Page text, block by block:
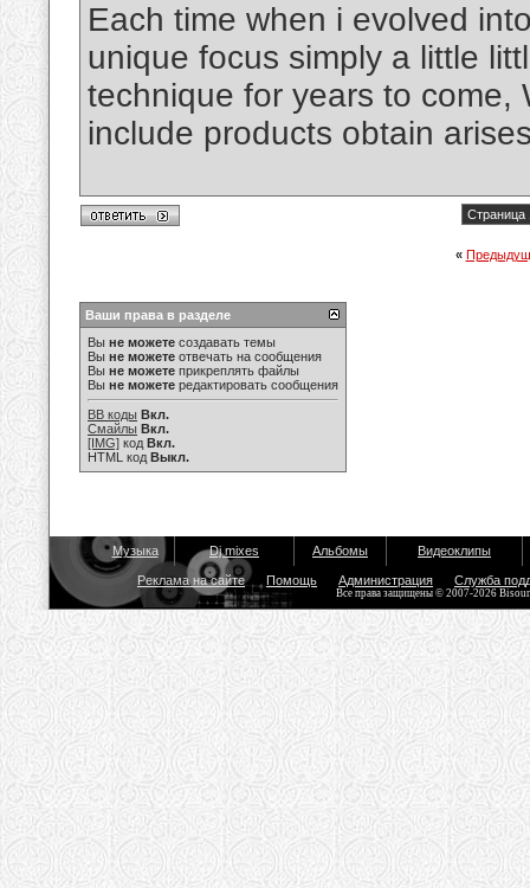
Each time when i evolved
unique focus simply a little
technique for years to come,
include products obtain
Страница
«
Ваши права в разделе
Вы не можете создавать темы
Вы не можете отвечать на сообщения
Вы не можете прикреплять файлы
Вы не можете редактировать сообщения
BB коды Вкл.
Смайлы Вкл.
[IMG] код Вкл.
HTML код Выкл.
Музыка Dj mixes Альбомы Видеоклипы
Реклама на сайте Помощь Администрация Служба
Все права защищены © 2007-2026